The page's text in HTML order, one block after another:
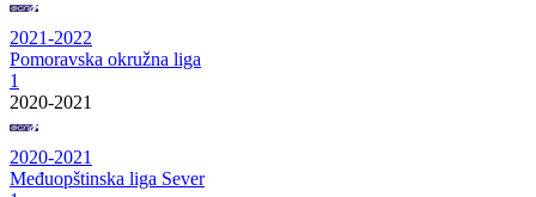
2021-2022
Pomoravska okružna liga
1
2020-2021
2020-2021
Međuopštinska liga Sever